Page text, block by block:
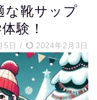
な靴サップ
験！
5日 / 2024年2月3日